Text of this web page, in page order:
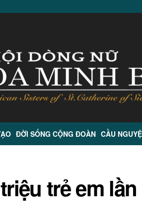
ĐỜI SỐNG CỘNG ĐOÀN CẦU
trẻ em